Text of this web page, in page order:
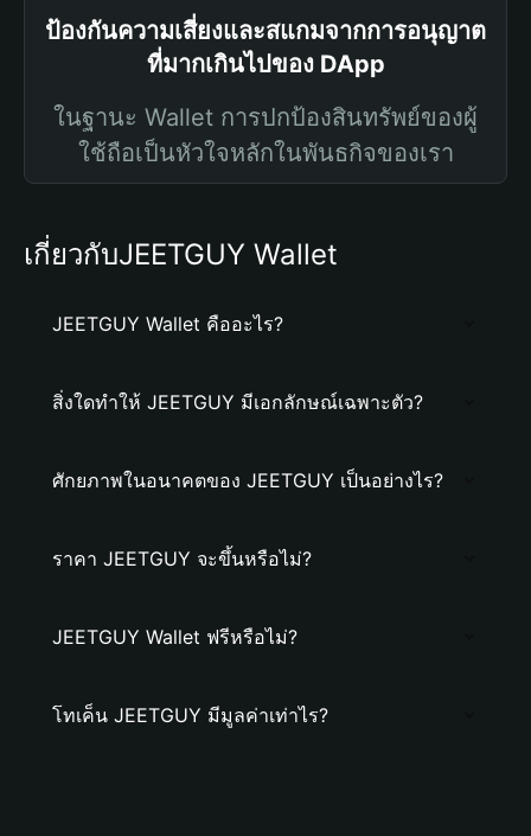
ป้องกันความเสี่ยงและสแกมจากการอนุญาต
ที่มากเกินไปของ DApp
ในฐานะ Wallet การปกป้องสินทรัพย์ของผู้
ใช้ถือเป็นหัวใจหลักในพันธกิจของเรา
เกี่ยวกับJEETGUY Wallet
JEETGUY Wallet คืออะไร?
สิ่งใดทำให้ JEETGUY มีเอกลักษณ์เฉพาะตัว?
ศักยภาพในอนาคตของ JEETGUY เป็นอย่างไร?
ราคา JEETGUY จะขึ้นหรือไม่?
JEETGUY Wallet ฟรีหรือไม่?
โทเค็น JEETGUY มีมูลค่าเท่าไร?